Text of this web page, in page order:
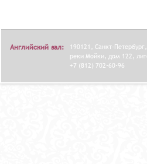
Английский зал:
190121, Санкт-
реки Мойки, дом 122,
+7 (812) 702-60-96